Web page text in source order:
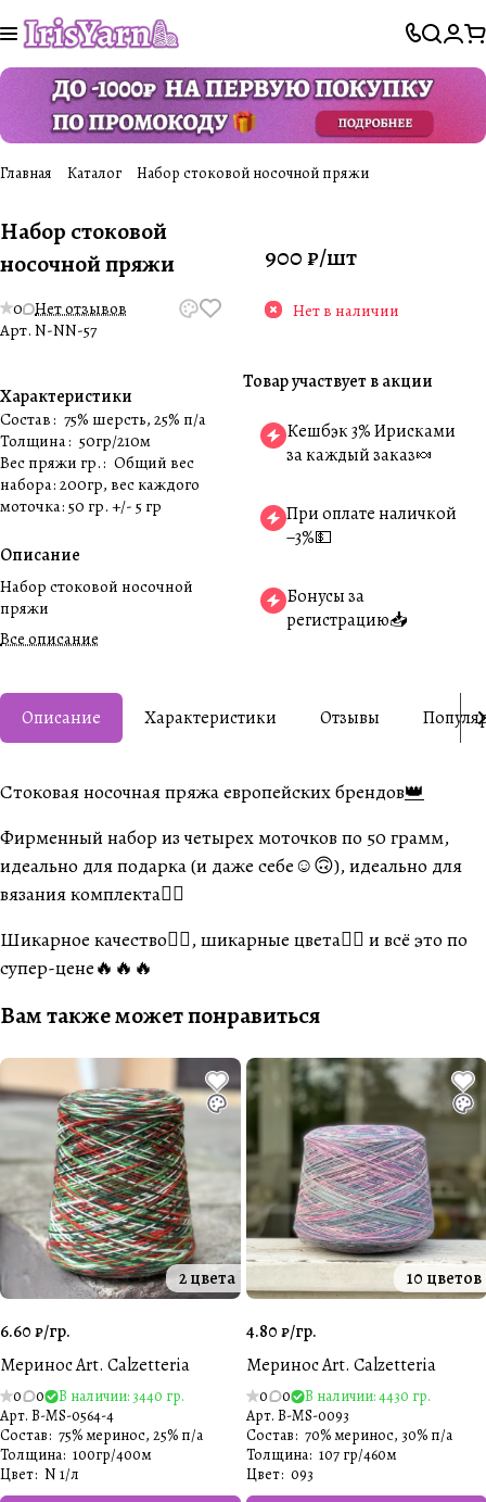
Главная Каталог Набор стоковой носочной пряжи
Набор стоковой
носочной пряжи
0 Нет отзывов
Арт. N-NN-57
Характеристики
Состав: 75% шерсть, 25% п/а
Толщина: 50гр/210м
Вес пряжи гр.: Общий вес
набора: 200гр, вес каждого
моточка: 50 гр. +/- 5 гр
Описание
Набор стоковой носочной
пряжи
Все описание
900 ₽/шт
Нет в наличии
Товар участвует в акции
Кешбэк 3% Ирисками
за каждый заказ🍬
При оплате наличкой
−3%💵
Бонусы за
регистрацию📥
Описание Характеристики Отзывы
Стоковая носочная пряжа европейских брендов👑
Фирменный набор из четырех моточков по 50 грамм,
идеально для подарка (и даже себе☺️🙃), идеально для
вязания комплекта👍🏼
Шикарное качество👍🏼, шикарные цвета❤️‍🔥 и всё это по
супер-цене🔥🔥🔥
Вам также может понравиться
2 цвета
6.60 ₽/гр.
Меринос Art. Calzetteria
0 0
В наличии: 3440 гр.
Арт. B-MS-0564-4
Состав: 75% меринос, 25% п/а
Толщина: 100гр/400м
Цвет: N 1/л
10 цветов
4.80 ₽/гр.
Меринос Art. Calzetteria
0 0
В наличии: 4430 гр.
Арт. B-MS-0093
Состав: 70% меринос, 30% п/а
Толщина: 107 гр/460м
Цвет: 093